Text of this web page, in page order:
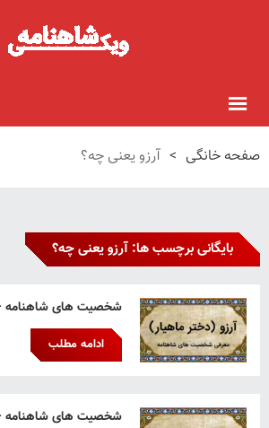
صفحه خانگی > آرزو یعنی چه؟
بایگانی برچسب ها: آرزو یعنی چه؟
شخصیت های شاهنامه –
ادامه مطلب
شخصیت های شاهنامه